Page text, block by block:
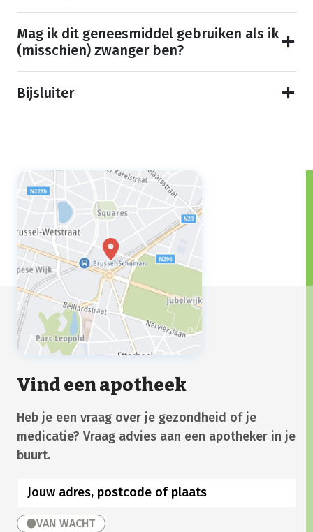
Mag ik dit geneesmiddel gebruiken als ik
(misschien) zwanger ben?
Bijsluiter
Vind een apotheek
Heb je een vraag over je gezondheid of je
medicatie? Vraag advies aan een apotheker in je
buurt.
VAN WACHT